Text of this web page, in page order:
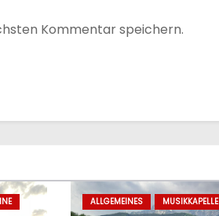
Kommentar speichern.
ALLGEMEINES MUSIKKAPELLE